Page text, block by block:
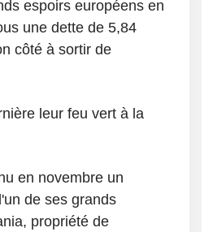
espoirs européens en
une dette de 5,84
côté à sortir de
leur feu vert à la
en novembre un
de ses grands
propriété de